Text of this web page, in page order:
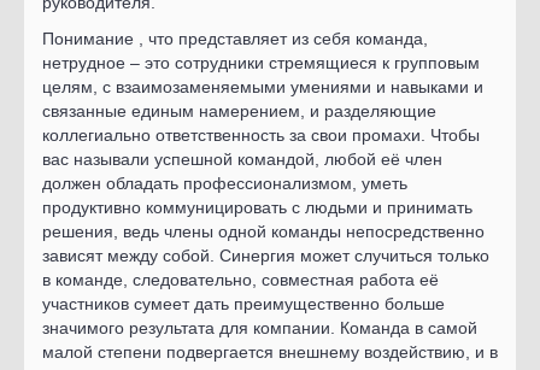
Понимание , что представляет из себя команда,
нетрудное – это сотрудники стремящиеся к групповым
целям, с взаимозаменяемыми умениями и навыками и
связанные единым намерением, и разделяющие
коллегиально ответственность за свои промахи. Чтобы
вас называли успешной командой, любой её член
должен обладать профессионализмом, уметь
продуктивно коммуницировать с людьми и принимать
решения, ведь члены одной команды непосредственно
зависят между собой. Синергия может случиться только
в команде, следовательно, совместная работа её
участников сумеет дать преимущественно больше
значимого результата для компании. Команда в самой
малой степени подвергается внешнему воздействию, и в